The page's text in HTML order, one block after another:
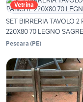
Vetrina
SET BIRRERIA TAVOLO 2
220X80 70 LEGNO SAGRE
Pescara (PE)